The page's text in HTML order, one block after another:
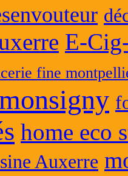
E-
fine
home eco
Auxerre